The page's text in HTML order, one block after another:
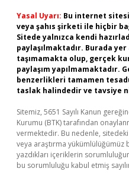
Yasal Uyarı: Bu internet
veya şahıs şirketi ile hiçbir
Sitede yalnızca kendi
paylaşılmaktadır. Burada
taşımamakta olup, gerçek
paylaşım yapılmamaktadır.
benzerlikleri tamamen
taslak halindedir ve tavsiye
Sitemiz, 5651 Sayılı Kanun
Kurumu (BTK) tarafından
vermektedir. Bu nedenle,
veya araştırma yükümlülüğümüz
yazdıkları içeriklerin
bu sorumluluğu kabul etmiş